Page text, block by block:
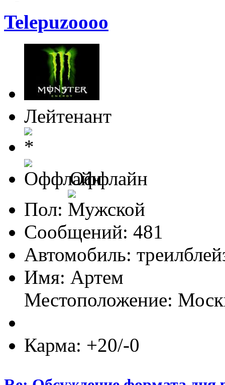
Telepuzoooo
Лейтенант
Оффлайн
Пол:
Сообщений: 481
Автомобиль:
Имя: Артем
Местоположение:
Карма: +20/-0